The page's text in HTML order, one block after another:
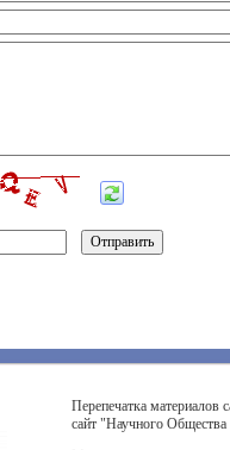
Перепечатка материалов
сайт "Научного